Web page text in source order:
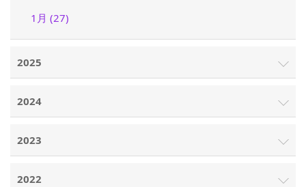
1月 (27)
2025
2024
2023
2022